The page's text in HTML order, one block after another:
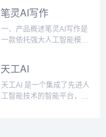
框架，避免创作时遇到的“卡
文”问题。人物塑造与对话编
排墨狐AI...
立之初即获得红杉中国、高
瓴资本等机构超5亿美元A轮
融资，估值突破30亿美元，
仰：专注通用人工智能
（AGI）技术研发与商业
化...
于为用户提供一种快速、高
效且专业的PPT制作体验。
无论是商务演示、教育课
件、项目路演还是日常工作
的设计，帮助用户轻松创作
出吸引眼球的PPT演示文
稿。平台通过自动排版、智
笔灵AI写作
一、产品概述笔灵AI写作是
一款依托强大人工智能模型
让创作更加轻松、愉悦。通
过深入分析文本、智能改写
与续写，笔灵AI写作不仅能
天工AI
天工AI 是一个集成了先进人
工智能技术的智能平台，专